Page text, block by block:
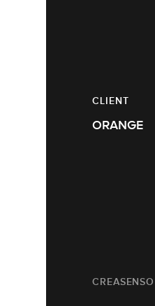
CLIENT
ORANGE
CREASENSO